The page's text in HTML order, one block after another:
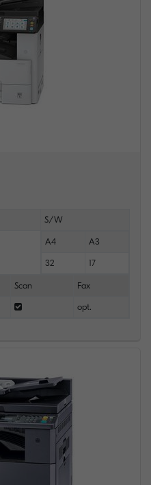
S/W
A4 A3
32 17
Scan Fax
opt.